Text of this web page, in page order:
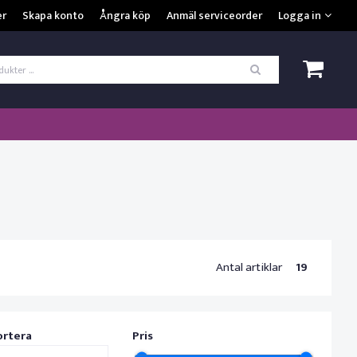
Skapa konto Ångra köp Anmäl serviceorder Logga in
in
*
Antal artiklar 19
Pris